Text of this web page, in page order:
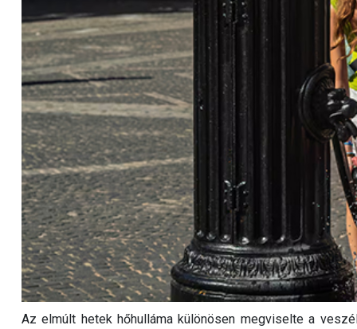
Az elmúlt hetek hőhulláma különösen megviselte a